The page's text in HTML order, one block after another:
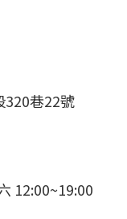
320巷22號
12:00~19:00